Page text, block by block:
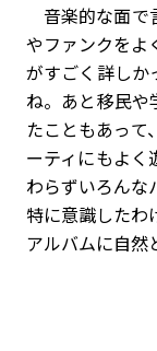
音楽的な面で
やファンクをよ
がすごく詳しか
ね。あと移民や
たこともあっ
ーティにもよく
わらずいろんな
特に意識したわ
アルバムに自然